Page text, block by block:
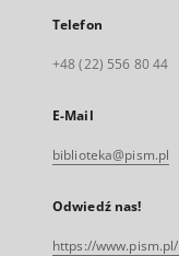
Telefon
+48 (22) 556 80 44
E-Mail
biblioteka@pism.pl
Odwiedź nas!
https://www.pism.pl/